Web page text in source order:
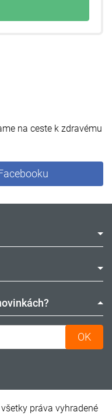
na ceste k zdravému
práva vyhradené